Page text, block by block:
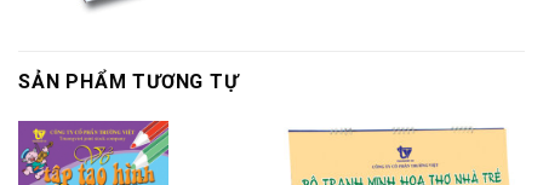
SẢN PHẨM TƯƠNG TỰ